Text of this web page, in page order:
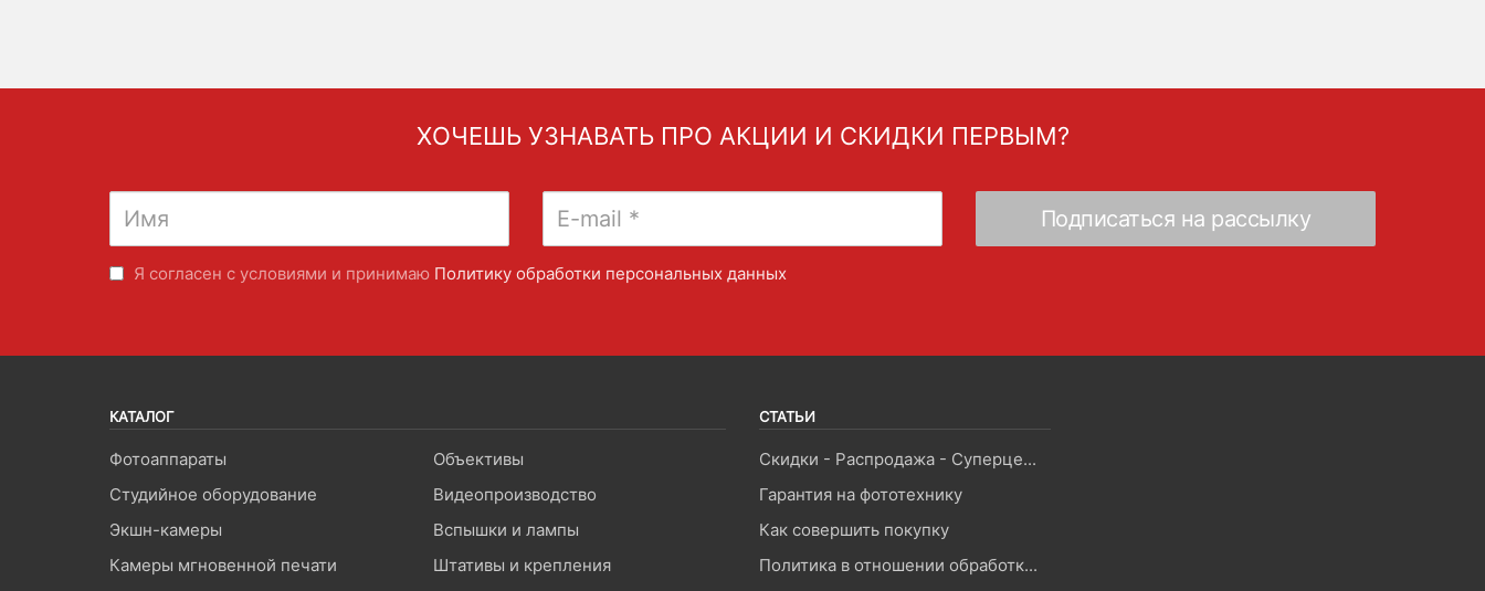
ХОЧЕШЬ УЗНАВАТЬ ПРО АКЦИИ И СКИДКИ ПЕРВЫМ?
Я согласен с условиями и принимаю Политику обработки персональных данных
КАТАЛОГ
Фотоаппараты
Объективы
Студийное оборудование
Видеопроизводство
Экшн-камеры
Вспышки и лампы
Камеры мгновенной печати
Штативы и крепления
СТАТЬИ
Скидки - Распродажа - Суперцены
Гарантия на фототехнику
Как совершить покупку
Политика в отношении обработки файлов Cookie